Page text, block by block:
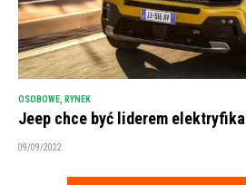
OSOBOWE, RYNEK
Jeep chce być liderem
09/09/2022